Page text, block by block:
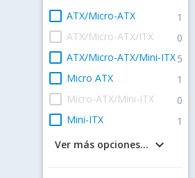
check_box_outline_blank ATX/Micro-ATX 1
check_box_outline_blank ATX/Micro-ATX/ITX 0
check_box_outline_blank ATX/Micro-ATX/Mini-ITX5
check_box_outline_blank Micro ATX 1
check_box_outline_blank Micro-ATX/Mini-ITX 0
check_box_outline_blank Mini-ITX 1
keyboard_arrow_down
Ver más opciones...